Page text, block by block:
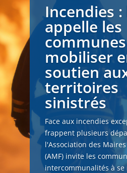
Incendies :
appelle les
mobiliser
soutien
territoires
sinistrés
Face aux incendies
frappent plusieurs
l'Association des
(AMF) invite les
intercommunalités à se